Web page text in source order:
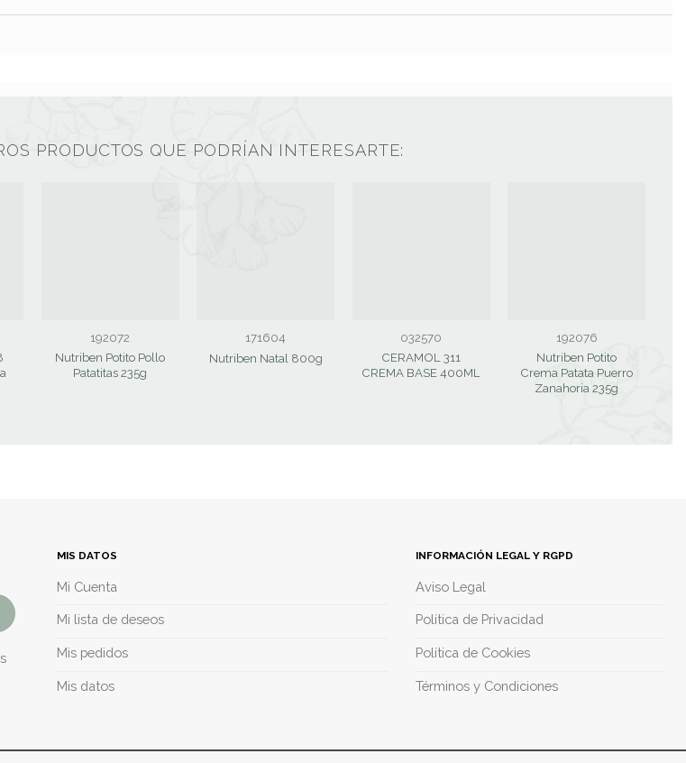
PRODUCTOS QUE PODRÍAN INTERESARTE:
192072
Nutriben Potito Pollo
Patatitas 235g
171604
Nutriben Natal 800g
032570
CERAMOL 311
CREMA BASE 400ML
192076
Nutriben Potito
Crema Patata Puerro
Zanahoria 235g
MIS DATOS
Mi Cuenta
Mi lista de deseos
Mis pedidos
Mis datos
INFORMACIÓN LEGAL Y RGPD
Aviso Legal
Política de Privacidad
Política de Cookies
Términos y Condiciones